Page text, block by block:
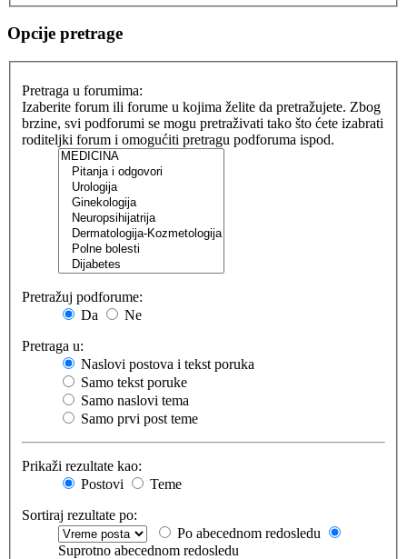
Opcije pretrage
Pretraga u forumima:
Izaberite forum ili forume u kojima želite da pretražujete. Zbog
brzine, svi podforumi se mogu pretraživati tako što ćete izabrati
roditeljki forum i omogućiti pretragu podforuma ispod.
Pretražuj podforume:
Da
Ne
Pretraga u:
Naslovi postova i tekst poruka
Samo tekst poruke
Samo naslovi tema
Samo prvi post teme
Prikaži rezultate kao:
Postovi
Teme
Sortiraj rezultate po:
Po abecednom redosledu
Suprotno abecednom redosledu